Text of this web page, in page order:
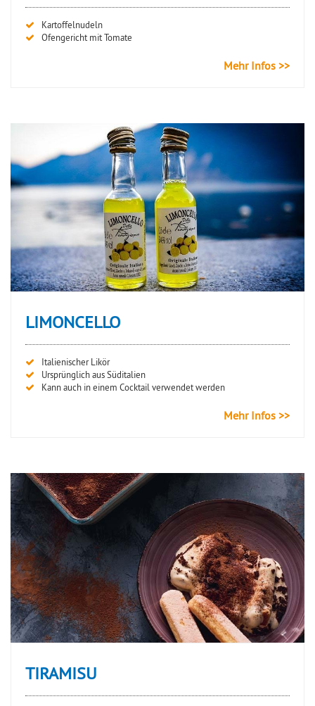
Kartoffelnudeln
Ofengericht mit Tomate
Mehr Infos >>
LIMONCELLO
Italienischer Likör
Ursprünglich aus Süditalien
Kann auch in einem Cocktail verwendet werden
Mehr Infos >>
TIRAMISU